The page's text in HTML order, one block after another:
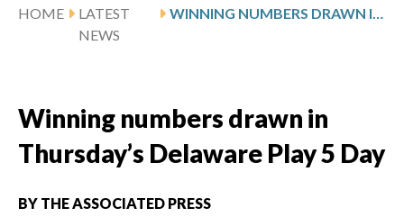
HOME
LATEST
NEWS
WINNING NUMBERS DRAWN IN THURSDAY’S DELAWARE PLAY 5 DAY
Winning numbers drawn in
Thursday’s Delaware Play 5 Day
BY THE ASSOCIATED PRESS